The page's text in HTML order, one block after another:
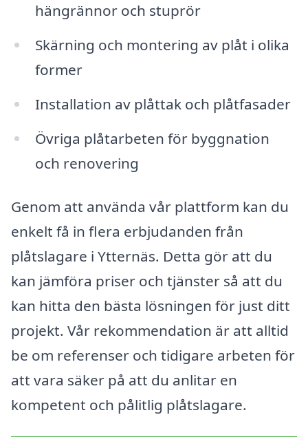
hängrännor och stuprör
Skärning och montering av plåt i olika
former
Installation av plåttak och plåtfasader
Övriga plåtarbeten för byggnation
och renovering
Genom att använda vår plattform kan du
enkelt få in flera erbjudanden från
plåtslagare i Ytternäs. Detta gör att du
kan jämföra priser och tjänster så att du
kan hitta den bästa lösningen för just ditt
projekt. Vår rekommendation är att alltid
be om referenser och tidigare arbeten för
att vara säker på att du anlitar en
kompetent och pålitlig plåtslagare.